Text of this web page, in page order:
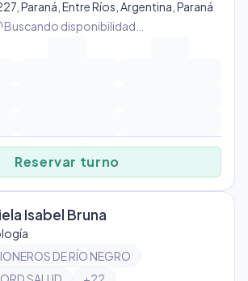
Paraná, Entre Ríos, Argentina, Paraná
Buscando disponibilidad…
Reservar turno
Isabel Bruna
DE RÍO NEGRO